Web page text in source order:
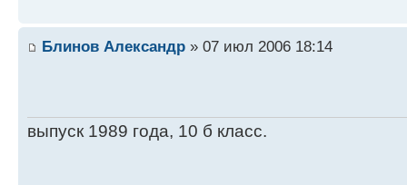
Блинов Александр » 07 июл 2006 18:14
выпуск 1989 года, 10 б класс.